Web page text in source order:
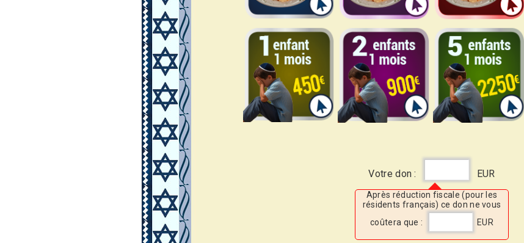
Votre don : EUR
Après réduction fiscale (pour les
résidents français) ce don ne vous
coûtera que :
EUR